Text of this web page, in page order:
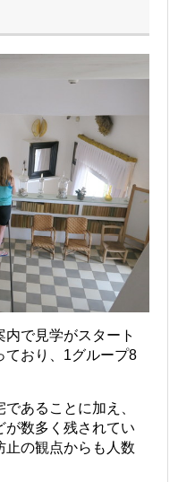
で見学がスタート
ており、1グループ8
あることに加え、
が数多く残されてい
止の観点からも人数